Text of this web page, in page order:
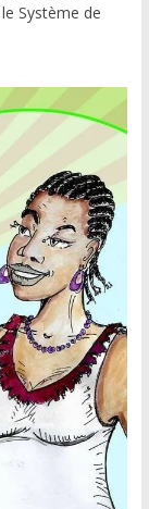
Système de